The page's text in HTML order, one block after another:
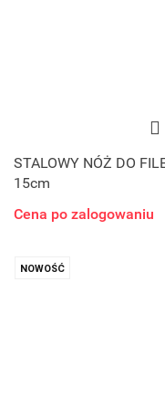
STALOWY NÓŻ DO
15cm
Cena po zalogowaniu
NOWOŚĆ